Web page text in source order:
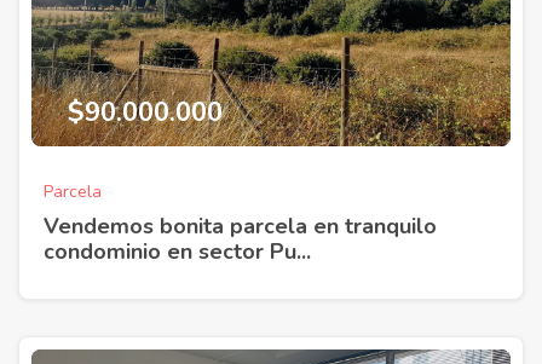
$90.000.000
Parcela
Vendemos bonita parcela en tranquilo
condominio en sector Pu...